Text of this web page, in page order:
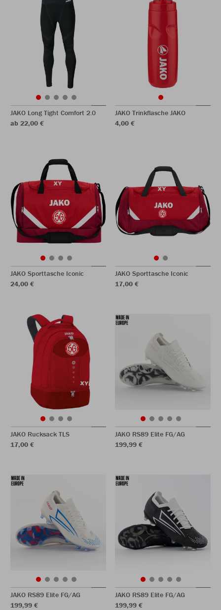
JAKO Long Tight Comfort 2.0
ab 22,00 €
JAKO Trinkflasche JAKO
4,00 €
JAKO Sporttasche Iconic
24,00 €
JAKO Sporttasche Iconic
17,00 €
JAKO Rucksack TLS
17,00 €
JAKO RS89 Elite FG/AG
199,99 €
JAKO RS89 Elite FG/AG
199,99 €
JAKO RS89 Elite FG/AG
199,99 €